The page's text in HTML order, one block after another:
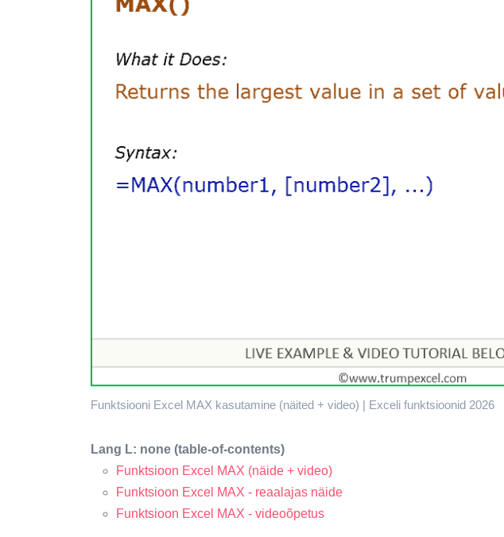
Funktsiooni Excel MAX kasutamine (näited + video) | Exceli funktsioonid 2026
Lang L: none (table-of-contents)
Funktsioon Excel MAX (näide + video)
Funktsioon Excel MAX - reaalajas näide
Funktsioon Excel MAX - videoõpetus